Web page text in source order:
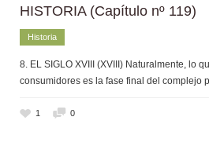
HISTORIA (Capítulo nº 119)
Historia
8. EL SIGLO XVIII (XVIII) Naturalmente, lo
consumidores es la fase final del complejo
1 0